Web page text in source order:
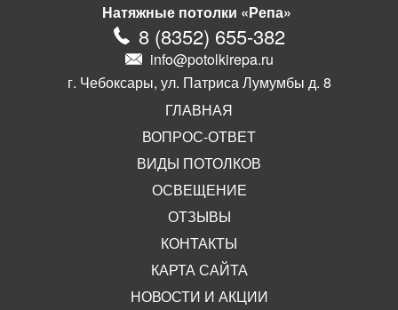
Натяжные потолки «Репа»
8 (8352) 655-382
info@potolkirepa.ru
г. Чебоксары, ул. Патриса Лумумбы д. 8
ГЛАВНАЯ
ВОПРОС-ОТВЕТ
ВИДЫ ПОТОЛКОВ
ОСВЕЩЕНИЕ
ОТЗЫВЫ
КОНТАКТЫ
КАРТА САЙТА
НОВОСТИ И АКЦИИ